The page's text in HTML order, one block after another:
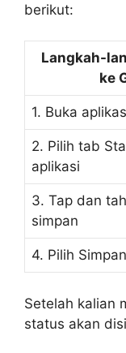
berikut:
Langkah-
ke
1. Buka
2. Pilih tab
aplikasi
3. Tap dan
simpan
4. Pilih
Setelah kalian
status akan